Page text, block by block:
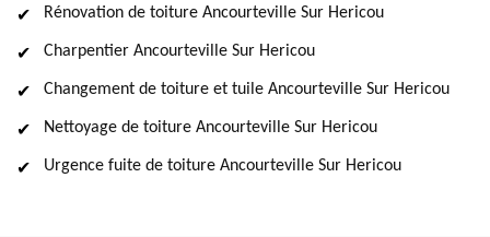
Rénovation de toiture Ancourteville Sur Hericou
Charpentier Ancourteville Sur Hericou
Changement de toiture et tuile Ancourteville Sur Hericou
Nettoyage de toiture Ancourteville Sur Hericou
Urgence fuite de toiture Ancourteville Sur Hericou